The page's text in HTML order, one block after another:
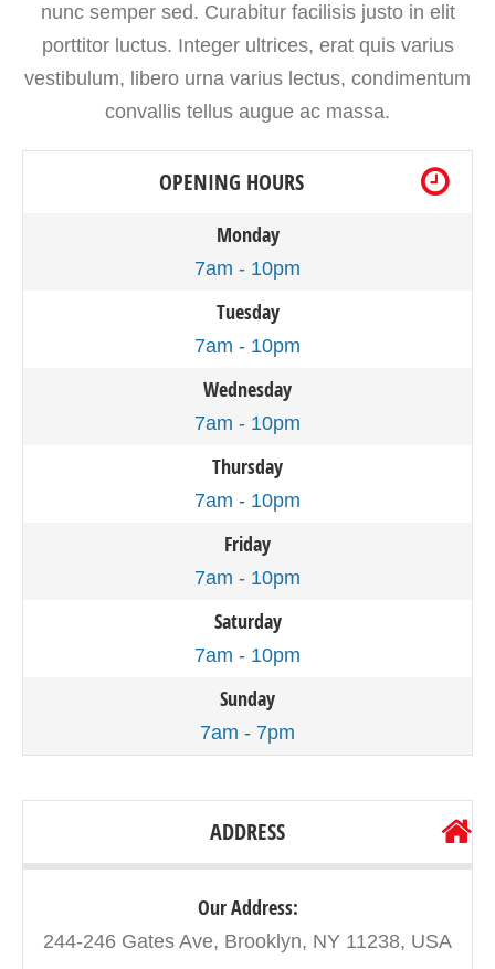
nunc semper sed. Curabitur facilisis justo in elit
porttitor luctus. Integer ultrices, erat quis varius
vestibulum, libero urna varius lectus, condimentum
convallis tellus augue ac massa.
OPENING HOURS
Monday
7am - 10pm
Tuesday
7am - 10pm
Wednesday
7am - 10pm
Thursday
7am - 10pm
Friday
7am - 10pm
Saturday
7am - 10pm
Sunday
7am - 7pm
ADDRESS
Our Address:
244-246 Gates Ave, Brooklyn, NY 11238, USA